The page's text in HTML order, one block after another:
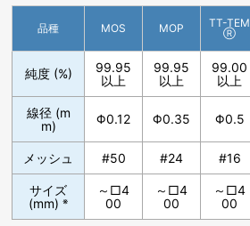
品種 MOS MOP TT-TEM
Ⓡ
純度 (%)
99.95
以上
99.95
以上
99.00
以上
線径 (m
m)
Φ0.12 Φ0.35 Φ0.5
メッシュ #50 #24 #16
サイズ
(mm)※
～□4
00
～□4
00
～□4
00